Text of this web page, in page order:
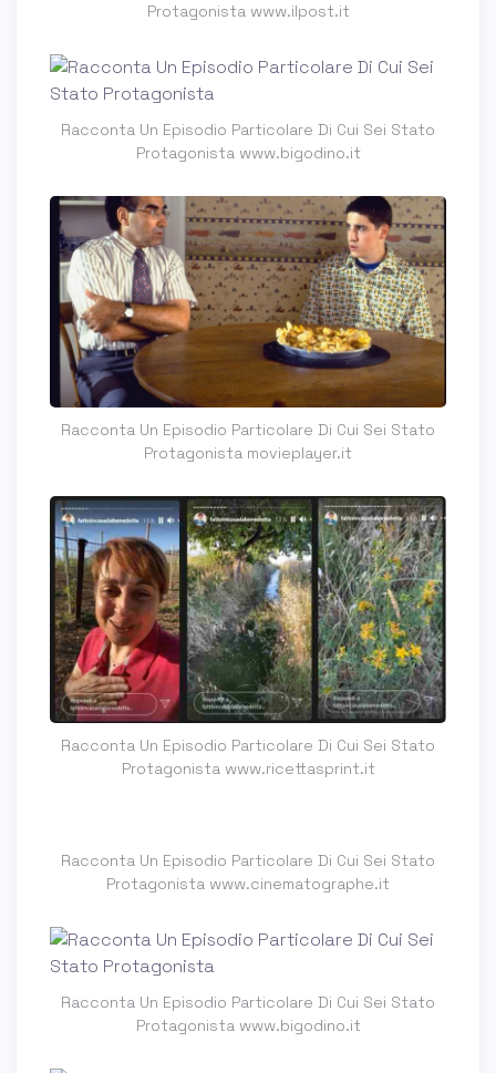
Protagonista www.ilpost.it
Racconta Un Episodio Particolare Di Cui Sei Stato
Protagonista www.bigodino.it
Racconta Un Episodio Particolare Di Cui Sei Stato
Protagonista movieplayer.it
Racconta Un Episodio Particolare Di Cui Sei Stato
Protagonista www.ricettasprint.it
Racconta Un Episodio Particolare Di Cui Sei Stato
Protagonista www.cinematographe.it
Racconta Un Episodio Particolare Di Cui Sei Stato
Protagonista www.bigodino.it